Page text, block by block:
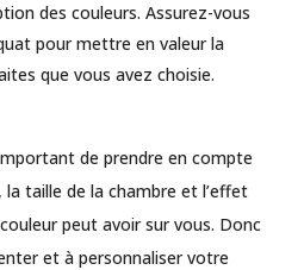
des couleurs. Assurez-vous
pour mettre en valeur la
que vous avez choisie.
de prendre en compte
taille de la chambre et l’effet
peut avoir sur vous. Donc
et à personnaliser votre